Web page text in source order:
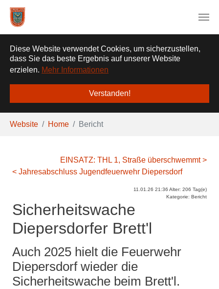
Diese Website verwendet Cookies, um sicherzustellen,
dass Sie das beste Ergebnis auf unserer Website
erzielen. Mehr Informationen
Verstanden!
Sie sind hier:
Website Home Bericht
EINSATZ: THL 1, Straße überschwemmt >
< Jahresabschluss Jugendfeuerwehr Diepersdorf
11.01.26 21:36 Alter: 206 Tag(e)
Kategorie: Bericht
Sicherheitswache
Diepersdorfer Brett'l
Auch 2025 hielt die Feuerwehr
Diepersdorf wieder die
Sicherheitswache beim Brett'l.